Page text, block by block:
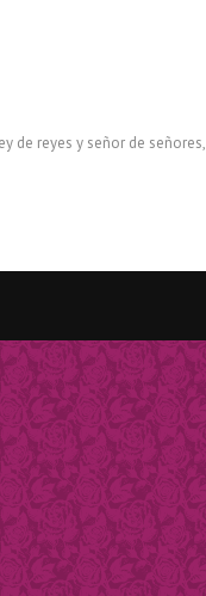
rey de reyes y señor de